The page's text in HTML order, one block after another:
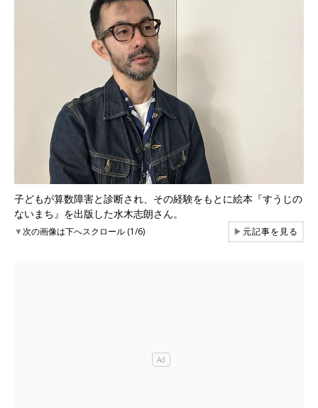
子どもが算数障害と診断され、その経験をもとに絵本『すうじの
ないまち』を出版した水木志朗さん。
▼次の画像は下へスクロール (1/6) ▶元記事を見る